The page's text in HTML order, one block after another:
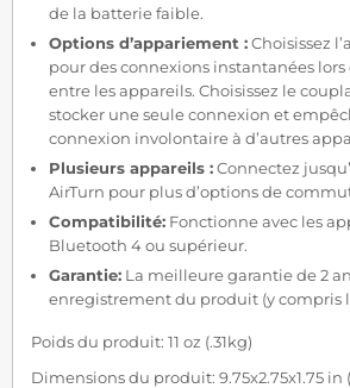
de la batterie faible.
Options d’appariement :Choisissez
pour des connexions instantanées
entre les appareils. Choisissez le
stocker une seule connexion et
connexion involontaire à d’autres
Plusieurs appareils :Connectez
AirTurn pour plus d’options de
Compatibilité: Fonctionne avec les
Bluetooth 4 ou supérieur.
Garantie: La meilleure garantie de 2
enregistrement du produit (y compris
Poids du produit: 11 oz (.31kg)
Dimensions du produit: 9.75x2.75x1.75